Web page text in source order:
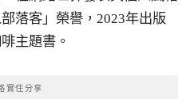
落客」榮譽，2023年出版
主題書。
實住分享